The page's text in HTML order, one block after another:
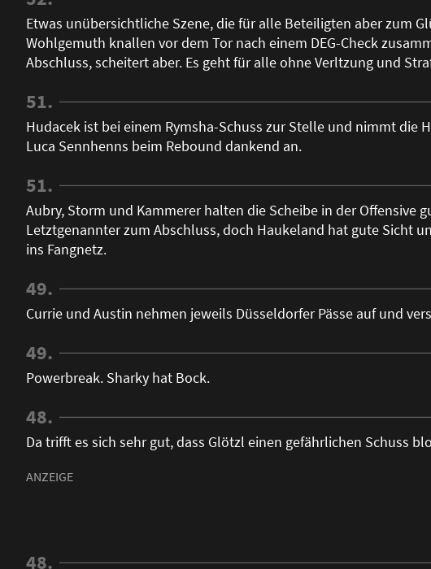
Etwas unübersichtliche Szene, die für alle Beteiligten aber zum
Wohlgemuth knallen vor dem Tor nach einem DEG-Check
Abschluss, scheitert aber. Es geht für alle ohne Verltzung und
51.
Hudacek ist bei einem Rymsha-Schuss zur Stelle und nimmt die
Luca Sennhenns beim Rebound dankend an.
51.
Aubry, Storm und Kammerer halten die Scheibe in der Offensive
Letztgenannter zum Abschluss, doch Haukeland hat gute Sicht
ins Fangnetz.
49.
Currie und Austin nehmen jeweils Düsseldorfer Pässe auf und
49.
Powerbreak. Sharky hat Bock.
48.
Da trifft es sich sehr gut, dass Glötzl einen gefährlichen Schuss
48.